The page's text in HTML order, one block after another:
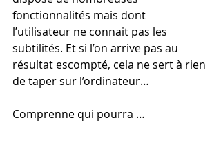
fonctionnalités mais dont
l’utilisateur ne connait pas les
subtilités. Et si l’on arrive pas au
résultat escompté, cela ne sert à rien
de taper sur l’ordinateur…
Comprenne qui pourra …